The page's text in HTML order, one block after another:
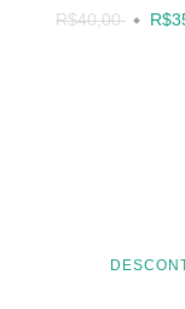
R$40,00